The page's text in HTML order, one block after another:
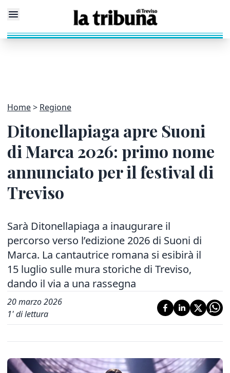
Home Regione
Ditonellapiaga apre Suoni
di Marca 2026: primo nome
annunciato per il festival di
Treviso
Sarà Ditonellapiaga a inaugurare il
percorso verso l’edizione 2026 di Suoni di
Marca. La cantautrice romana si esibirà il
15 luglio sulle mura storiche di Treviso,
dando il via a una rassegna
20 marzo 2026
1' di lettura